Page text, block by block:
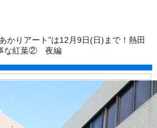
かりアート”は12月9日(日)まで！熱田
な紅葉② 夜編